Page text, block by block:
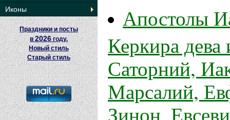
Иконы
Праздники и посты
в2026 году.
Новый стиль
Старый стиль
Апостолы
Керкира
Саторний,
Марсалий,
Зинон,